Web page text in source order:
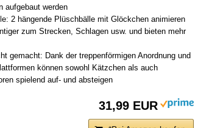
aufgebaut werden
2 hängende Plüschbälle mit Glöckchen animieren
zum Strecken, Schlagen usw. und bieten mehr
gemacht: Dank der treppenförmigen Anordnung und
können sowohl Kätzchen als auch
spielend auf- und absteigen
31,99 EUR